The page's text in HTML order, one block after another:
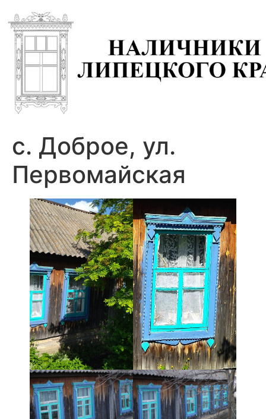
с. Доброе, ул.
Первомайская